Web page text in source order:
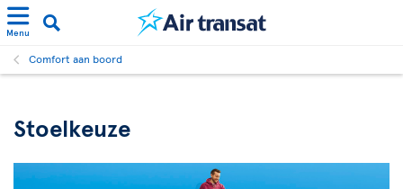
Menu
Comfort aan boord
Stoelkeuze